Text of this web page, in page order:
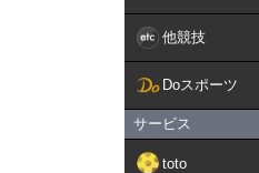
他競技
Doスポーツ
サービス
toto